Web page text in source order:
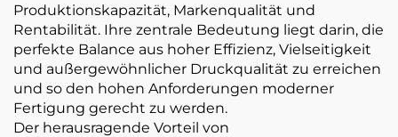
Produktionskapazität, Markenqualität und
Rentabilität. Ihre zentrale Bedeutung liegt darin, die
perfekte Balance aus hoher Effizienz, Vielseitigkeit
und außergewöhnlicher Druckqualität zu erreichen
und so den hohen Anforderungen moderner
Fertigung gerecht zu werden.
Der herausragende Vorteil von